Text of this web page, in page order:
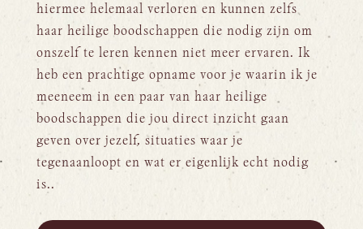
hiermee helemaal verloren en kunnen zelfs
haar heilige boodschappen die nodig zijn om
onszelf te leren kennen niet meer ervaren. Ik
heb een prachtige opname voor je waarin ik je
meeneem in een paar van haar heilige
boodschappen die jou direct inzicht gaan
geven over jezelf, situaties waar je
tegenaanloopt en wat er eigenlijk echt nodig
is..